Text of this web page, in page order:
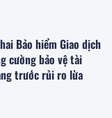
Bảo hiểm Giao dịch
cường bảo vệ tài
trước rủi ro lừa